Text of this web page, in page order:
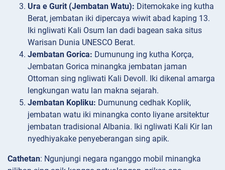
Ura e Gurit (Jembatan Watu): Ditemokake ing kutha
Berat, jembatan iki dipercaya wiwit abad kaping 13.
Iki ngliwati Kali Osum lan dadi bagean saka situs
Warisan Dunia UNESCO Berat.
Jembatan Gorica: Dumunung ing kutha Korça,
Jembatan Gorica minangka jembatan jaman
Ottoman sing ngliwati Kali Devoll. Iki dikenal amarga
lengkungan watu lan makna sejarah.
Jembatan Kopliku: Dumunung cedhak Koplik,
jembatan watu iki minangka conto liyane arsitektur
jembatan tradisional Albania. Iki ngliwati Kali Kir lan
nyedhiyakake penyeberangan sing apik.
Cathetan: Ngunjungi negara nganggo mobil minangka